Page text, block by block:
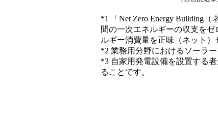
*1 「Net Zero Energy Building
間の一次エネルギーの収支を
ルギー消費量を正味（ネット）
*2 業務用分野におけるソーラ
*3 自家用発電設備を設置する
ることです。